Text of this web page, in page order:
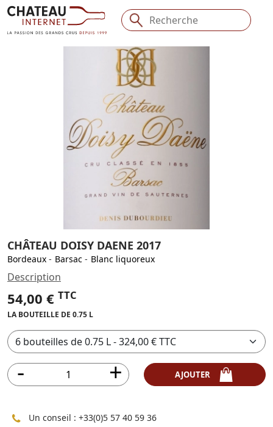
CHÂTEAU DOISY DAENE 2017
Bordeaux - Barsac - Blanc liquoreux
Description
54,00 € TTC
LA BOUTEILLE DE 0.75 L
Un conseil : +33(0)5 57 40 59 36